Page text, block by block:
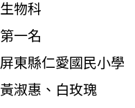
生物科
第一名
屏東縣仁愛國民小學
黃淑惠、白玫瑰